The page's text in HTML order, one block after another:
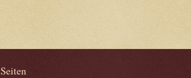
Seiten